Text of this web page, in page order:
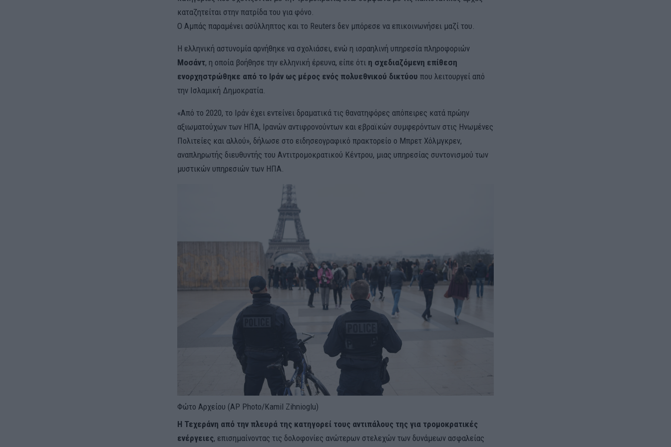
καταζητείται στην πατρίδα του για φόνο.
Ο Αμπάς παραμένει ασύλληπτος και το Reuters δεν μπόρεσε να επικοινωνήσει μαζί του.
Η ελληνική αστυνομία αρνήθηκε να σχολιάσει, ενώ η ισραηλινή υπηρεσία πληροφοριών
Μοσάντ, η οποία βοήθησε την ελληνική έρευνα, είπε ότι η σχεδιαζόμενη επίθεση
ενορχηστρώθηκε από το Ιράν ως μέρος ενός πολυεθνικού δικτύου που λειτουργεί από
την Ισλαμική Δημοκρατία.
«Από το 2020, το Ιράν έχει εντείνει δραματικά τις θανατηφόρες απόπειρες κατά πρώην
αξιωματούχων των ΗΠΑ, Ιρανών αντιφρονούντων και εβραϊκών συμφερόντων στις Ηνωμένες
Πολιτείες και αλλού», δήλωσε στο ειδησεογραφικό πρακτορείο ο Μπρετ Χόλμγκρεν,
αναπληρωτής διευθυντής του Αντιτρομοκρατικού Κέντρου, μιας υπηρεσίας συντονισμού των
μυστικών υπηρεσιών των ΗΠΑ.
Φώτο Αρχείου (AP Photo/Kamil Zihnioglu)
Η Τεχεράνη από την πλευρά της κατηγορεί τους αντιπάλους της για τρομοκρατικές
ενέργειες, επισημαίνοντας τις δολοφονίες ανώτερων στελεχών των δυνάμεων ασφαλείας